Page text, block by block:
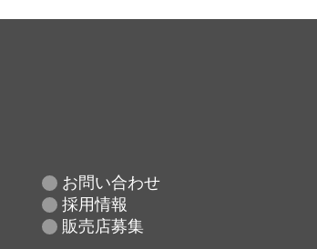
お問い合わせ
採用情報
販売店募集